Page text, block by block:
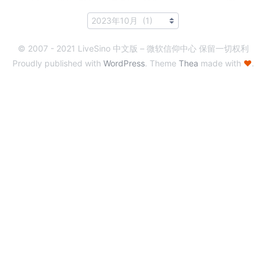
© 2007 - 2021 LiveSino 中文版 – 微软信仰中心 保留一切权利
Proudly published with WordPress. Theme Thea made with ♥.